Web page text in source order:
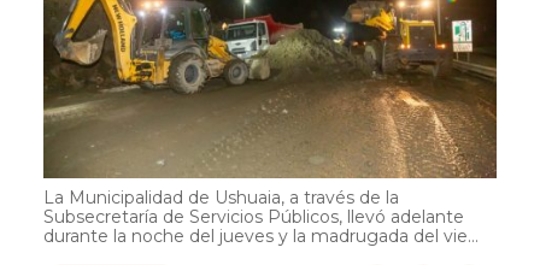
La Municipalidad de Ushuaia, a través de la
Subsecretaría de Servicios Públicos, llevó adelante
durante la noche del jueves y la madrugada del vie...